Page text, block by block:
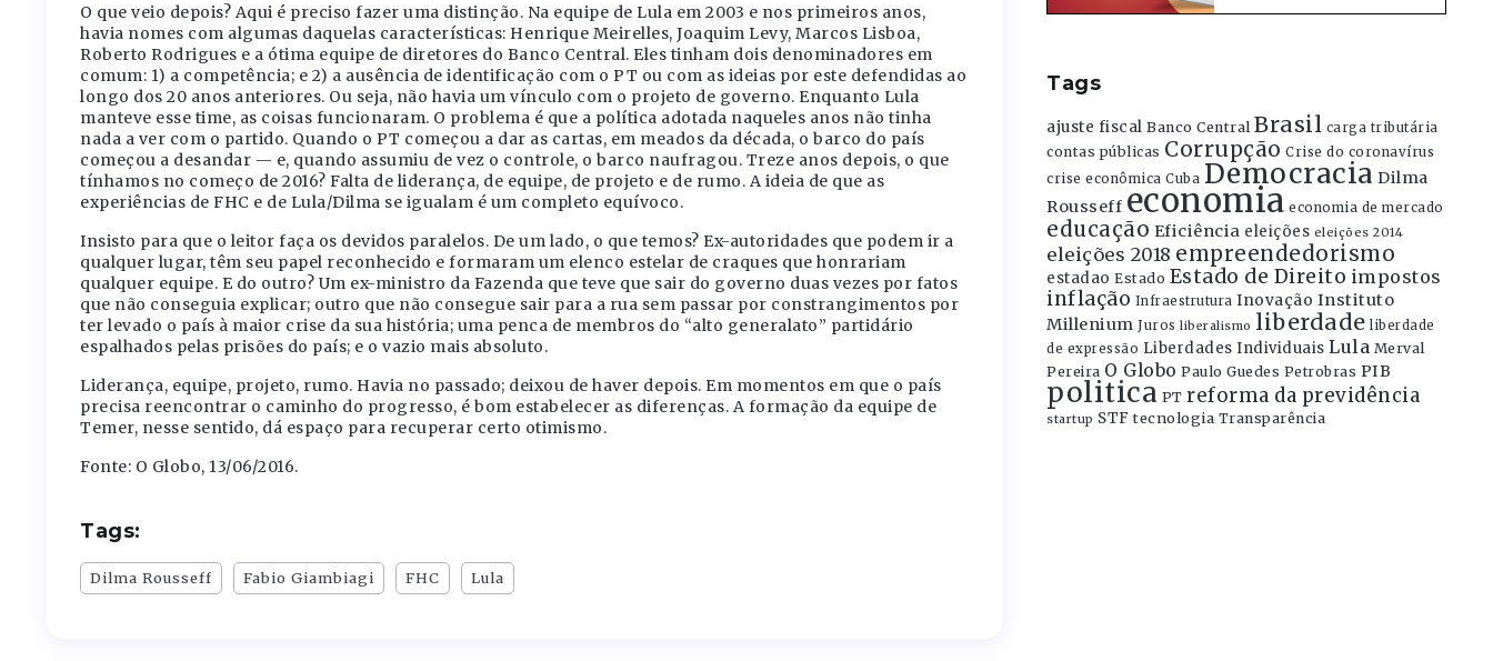
O que veio depois? Aqui é preciso fazer uma distinção. Na equipe de Lula em 2003 e nos primeiros anos,
havia nomes com algumas daquelas características: Henrique Meirelles, Joaquim Levy, Marcos Lisboa,
Roberto Rodrigues e a ótima equipe de diretores do Banco Central. Eles tinham dois denominadores em
comum: 1) a competência; e 2) a ausência de identificação com o PT ou com as ideias por este defendidas ao
longo dos 20 anos anteriores. Ou seja, não havia um vínculo com o projeto de governo. Enquanto Lula
manteve esse time, as coisas funcionaram. O problema é que a política adotada naqueles anos não tinha
nada a ver com o partido. Quando o PT começou a dar as cartas, em meados da década, o barco do país
começou a desandar — e, quando assumiu de vez o controle, o barco naufragou. Treze anos depois, o que
tínhamos no começo de 2016? Falta de liderança, de equipe, de projeto e de rumo. A ideia de que as
experiências de FHC e de Lula/Dilma se igualam é um completo equívoco.
Insisto para que o leitor faça os devidos paralelos. De um lado, o que temos? Ex-autoridades que podem ir a
qualquer lugar, têm seu papel reconhecido e formaram um elenco estelar de craques que honrariam
qualquer equipe. E do outro? Um ex-ministro da Fazenda que teve que sair do governo duas vezes por fatos
que não conseguia explicar; outro que não consegue sair para a rua sem passar por constrangimentos por
ter levado o país à maior crise da sua história; uma penca de membros do “alto generalato” partidário
espalhados pelas prisões do país; e o vazio mais absoluto.
Liderança, equipe, projeto, rumo. Havia no passado; deixou de haver depois. Em momentos em que o país
precisa reencontrar o caminho do progresso, é bom estabelecer as diferenças. A formação da equipe de
Temer, nesse sentido, dá espaço para recuperar certo otimismo.
Fonte: O Globo, 13/06/2016.
Tags:
Dilma Rousseff Fabio Giambiagi FHC Lula
Tags
ajuste fiscal Banco Central Brasil carga tributária
contas públicas Corrupção Crise do coronavírus
crise econômica Cuba Democracia Dilma
Rousseff economia economia de mercado
educação Eficiência eleições eleições 2014
eleições 2018 empreendedorismo
estadao Estado Estado de Direito impostos
inflação Infraestrutura Inovação Instituto
Millenium Juros liberalismo liberdade liberdade
de expressão Liberdades Individuais Lula Merval
Pereira O Globo Paulo Guedes Petrobras PIB
politica PT reforma da previdência
startup STF tecnologia Transparência